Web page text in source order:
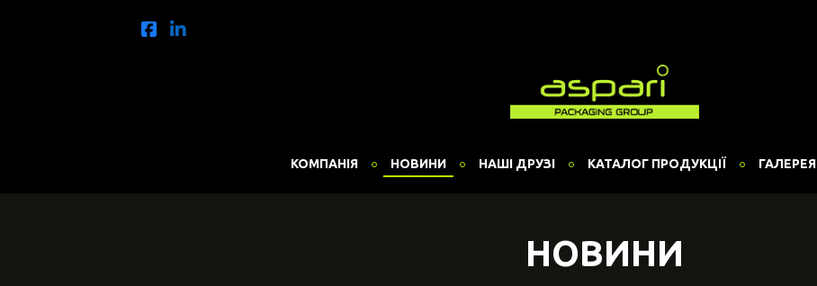
КОМПАНІЯ НОВИНИ НАШІ ДРУЗІ КАТАЛОГ ПРОДУКЦІЇ ГАЛЕРЕЯ
НОВИНИ